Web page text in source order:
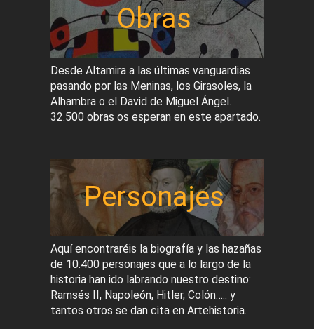
Obras
Desde Altamira a las últimas vanguardias
pasando por las Meninas, los Girasoles, la
Alhambra o el David de Miguel Ángel.
32.500 obras os esperan en este apartado.
Personajes
Aquí encontraréis la biografía y las hazañas
de 10.400 personajes que a lo largo de la
historia han ido labrando nuestro destino:
Ramsés II, Napoleón, Hitler, Colón….. y
tantos otros se dan cita en Artehistoria.